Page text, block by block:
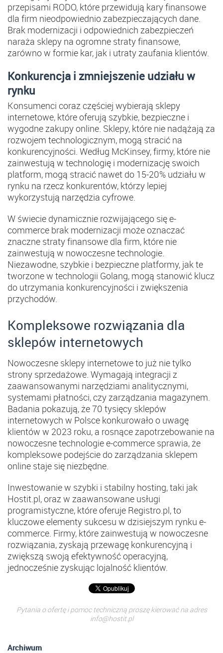
przepisami RODO, które przewidują kary finansowe
dla firm nieodpowiednio zabezpieczających dane.
Brak modernizacji i odpowiednich zabezpieczeń
naraża sklepy na ogromne straty finansowe,
zarówno w formie kar, jak i utraty zaufania klientów.
Konkurencja i zmniejszenie udziału w
rynku
Konsumenci coraz częściej wybierają sklepy
internetowe, które oferują szybkie, bezpieczne i
wygodne zakupy online. Sklepy, które nie nadążają za
rozwojem technologicznym, mogą stracić na
konkurencyjności. Według McKinsey, firmy, które nie
zainwestują w technologię i modernizację swoich
platform, mogą stracić nawet do 15-20% udziału w
rynku na rzecz konkurentów, którzy lepiej
wykorzystują narzędzia cyfrowe​.
W świecie dynamicznie rozwijającego się e-
commerce brak modernizacji może oznaczać
znaczne straty finansowe dla firm, które nie
zainwestują w nowoczesne technologie.
Niezawodne, szybkie i bezpieczne platformy, jak te
tworzone w technologii Golang, mogą stanowić klucz
do utrzymania konkurencyjności i zwiększenia
przychodów.
Kompleksowe rozwiązania dla
sklepów internetowych
Nowoczesne sklepy internetowe to już nie tylko
strony sprzedażowe. Wymagają integracji z
zaawansowanymi narzędziami analitycznymi,
systemami płatności, czy zarządzania magazynem.
Badania pokazują, że 70 tysięcy sklepów
internetowych w Polsce konkurowało o uwagę
klientów w 2023 roku​, a rosnące zapotrzebowanie na
nowoczesne technologie e-commerce sprawia, że
kompleksowe podejście do zarządzania sklepem
online staje się niezbędne.
Inwestowanie w szybki i stabilny hosting, taki jak
Hostit.pl, oraz w zaawansowane usługi
programistyczne, które oferuje Registro.pl, to
kluczowe elementy sukcesu w dzisiejszym rynku e-
commerce. Firmy, które zainwestują w nowoczesne
rozwiązania, zyskają przewagę konkurencyjną i
zwiększą swoją efektywność operacyjną,
jednocześnie zyskując lojalność klientów.
Pytania o ofertę i pomoc techniczną proszę kierować na adres
info@hostit.pl
Archiwum